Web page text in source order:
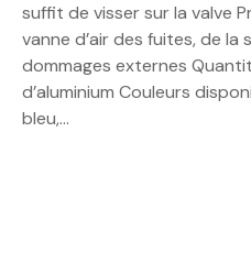
suffit de visser sur la valve
vanne d’air des fuites, de la
dommages externes
d’aluminium Couleurs
bleu,…